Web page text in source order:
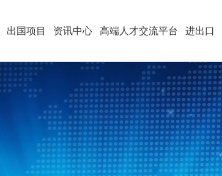
出国项目 资讯中心 高端人才交流平台 进出口